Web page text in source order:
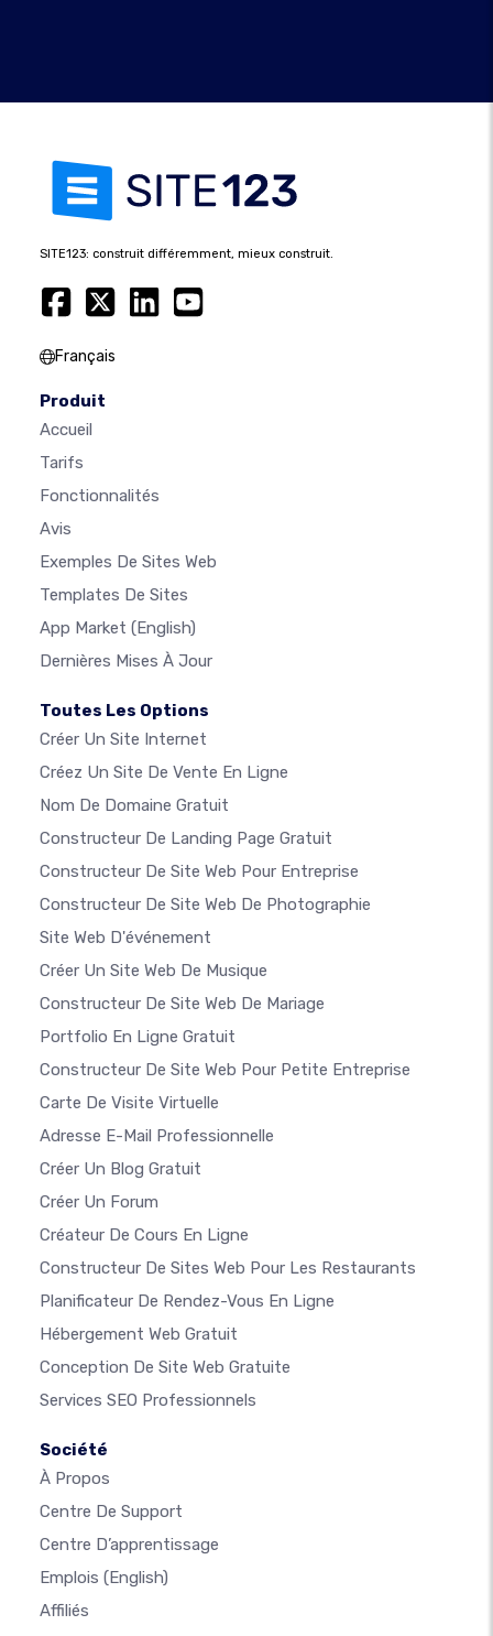
SITE123: construit différemment, mieux construit.
Français
Produit
Accueil
Tarifs
Fonctionnalités
Avis
Exemples De Sites Web
Templates De Sites
App Market (English)
Dernières Mises À Jour
Toutes Les Options
Créer Un Site Internet
Créez Un Site De Vente En Ligne
Nom De Domaine Gratuit
Constructeur De Landing Page Gratuit
Constructeur De Site Web Pour Entreprise
Constructeur De Site Web De Photographie
Site Web D'événement
Créer Un Site Web De Musique
Constructeur De Site Web De Mariage
Portfolio En Ligne Gratuit
Constructeur De Site Web Pour Petite Entreprise
Carte De Visite Virtuelle
Adresse E-Mail Professionnelle
Créer Un Blog Gratuit
Créer Un Forum
Créateur De Cours En Ligne
Constructeur De Sites Web Pour Les Restaurants
Planificateur De Rendez-Vous En Ligne
Hébergement Web Gratuit
Conception De Site Web Gratuite
Services SEO Professionnels
Société
À Propos
Centre De Support
Centre D’apprentissage
Emplois (English)
Affiliés